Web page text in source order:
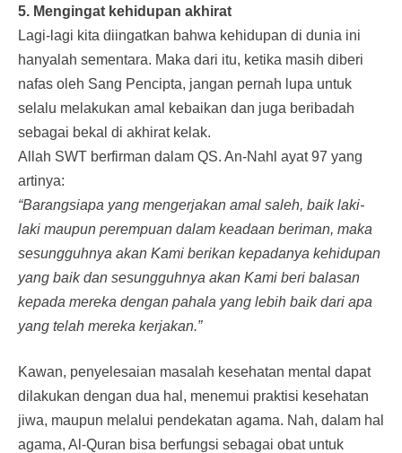
5. Mengingat kehidupan akhirat
Lagi-lagi kita diingatkan bahwa kehidupan di dunia ini
hanyalah sementara. Maka dari itu, ketika masih diberi
nafas oleh Sang Pencipta, jangan pernah lupa untuk
selalu melakukan amal kebaikan dan juga beribadah
sebagai bekal di akhirat kelak.
Allah SWT berfirman dalam QS. An-Nahl ayat 97 yang
artinya:
“Barangsiapa yang mengerjakan amal saleh, baik laki-
laki maupun perempuan dalam keadaan beriman, maka
sesungguhnya akan Kami berikan kepadanya kehidupan
yang baik dan sesungguhnya akan Kami beri balasan
kepada mereka dengan pahala yang lebih baik dari apa
yang telah mereka kerjakan.”
Kawan, penyelesaian masalah kesehatan mental dapat
dilakukan dengan dua hal, menemui praktisi kesehatan
jiwa, maupun melalui pendekatan agama. Nah, dalam hal
agama, Al-Quran bisa berfungsi sebagai obat untuk